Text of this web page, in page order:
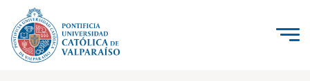
Click acá para ir directamente al contenido